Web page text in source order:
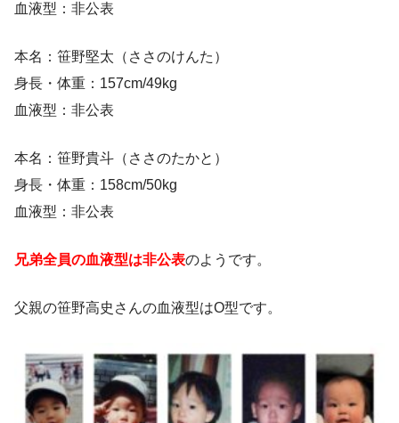
血液型：非公表
本名：笹野堅太（ささのけんた）
身長・体重：157cm/49kg
血液型：非公表
本名：笹野貴斗（ささのたかと）
身長・体重：158cm/50kg
血液型：非公表
兄弟全員の血液型は非公表のようです。
父親の笹野高史さんの血液型はO型です。